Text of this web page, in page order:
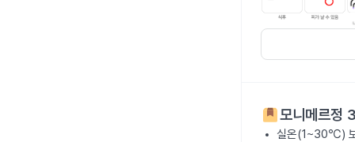
모니메르
실온(1~30℃)